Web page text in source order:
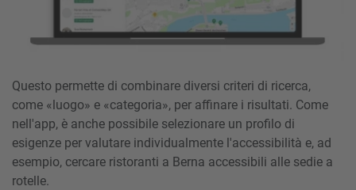
Questo permette di combinare diversi criteri di ricerca,
come «luogo» e «categoria», per affinare i risultati. Come
nell'app, è anche possibile selezionare un profilo di
esigenze per valutare individualmente l'accessibilità e, ad
esempio, cercare ristoranti a Berna accessibili alle sedie a
rotelle.